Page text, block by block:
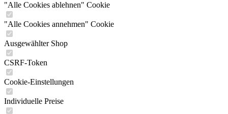
"Alle Cookies ablehnen" Cookie
"Alle Cookies annehmen" Cookie
Ausgewählter Shop
CSRF-Token
Cookie-Einstellungen
Individuelle Preise